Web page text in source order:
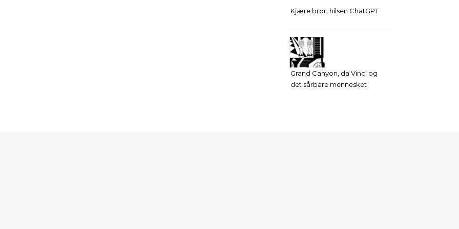
Kjære bror, hilsen ChatGPT
Grand Canyon, da Vinci og
det sårbare mennesket